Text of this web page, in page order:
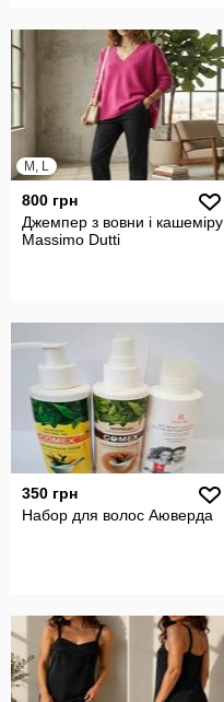
M, L
800 грн
Джемпер з вовни і кашеміру
Massimo Dutti
350 грн
Набор для волос Аюверда